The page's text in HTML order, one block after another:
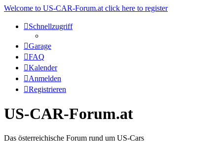
Welcome to US-CAR-Forum.at click here to register
Schnellzugriff
Garage
FAQ
Kalender
Anmelden
Registrieren
US-CAR-Forum.at
Das österreichische Forum rund um US-Cars